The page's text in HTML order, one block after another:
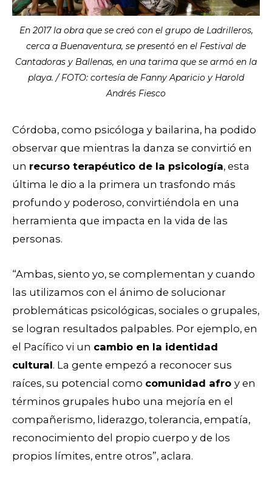
En 2017 la obra que se creó con el grupo de Ladrilleros,
cerca a Buenaventura, se presentó en el Festival de
Cantadoras y Ballenas, en una tarima que se armó en la
playa. / FOTO: cortesía de Fanny Aparicio y Harold
Andrés Fiesco
Córdoba, como psicóloga y bailarina, ha podido
observar que mientras la danza se convirtió en
un recurso terapéutico de la psicología, esta
última le dio a la primera un trasfondo más
profundo y poderoso, convirtiéndola en una
herramienta que impacta en la vida de las
personas.
“Ambas, siento yo, se complementan y cuando
las utilizamos con el ánimo de solucionar
problemáticas psicológicas, sociales o grupales,
se logran resultados palpables. Por ejemplo, en
el Pacífico vi un cambio en la identidad
cultural. La gente empezó a reconocer sus
raíces, su potencial como comunidad afro y en
términos grupales hubo una mejoría en el
compañerismo, liderazgo, tolerancia, empatía,
reconocimiento del propio cuerpo y de los
propios límites, entre otros”, aclara.